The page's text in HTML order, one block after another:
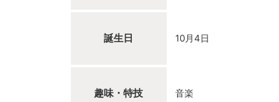
誕生日 10月4日
趣味・特技 音楽